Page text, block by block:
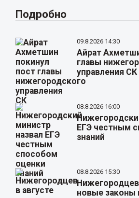
Подробно
09.8.2026 14:30
Айрат
главы
управления СК
08.8.2026 16:00
ЕГЭ честным
знаний
08.8.2026 15:30
новые